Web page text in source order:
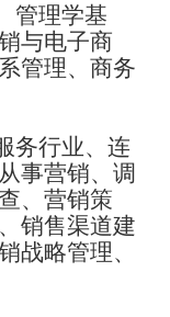
管理学基
与电子商
管理、商务
务行业、连
事营销、调
、营销策
销售渠道建
战略管理、